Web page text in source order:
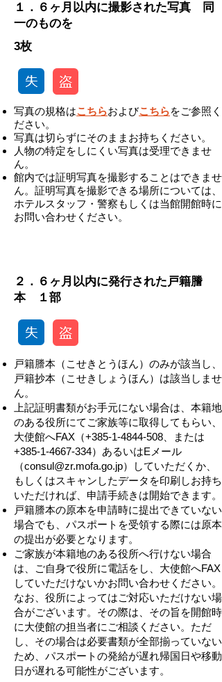
１．６ヶ月以内に撮影された写真 同
一のものを
3枚
写真の規格はこちらおよびこちらをご参照く
ださい。
写真は切らずにそのままお持ちください。
人物の特定をしにくい写真は受理できませ
ん。
館内では証明写真を撮影することはできませ
ん。証明写真を撮影できる場所については、
ホテルスタッフ・警察もしくは当館開館時に
お問い合わせください。
２．６ヶ月以内に発行された戸籍謄
本 １部
戸籍謄本（こせきとうほん）のみが該当し、
戸籍抄本（こせきしょうほん）は該当しませ
ん。
上記証明書類がお手元にない場合は、本籍地
のある役所にてご家族等に取得してもらい、
大使館へFAX（+385-1-4844-508、または
+385-1-4667-334）あるいはEメール
（consul@zr.mofa.go.jp）していただくか、
もしくはスキャンしたデータを印刷しお持ち
いただければ、申請手続きは開始できます。
戸籍謄本の原本を申請時に提出できていない
場合でも、パスポートを受領する際には原本
の提出が必要となります。
ご家族が本籍地のある役所へ行けない場合
は、ご自身で役所に電話をし、大使館へFAX
していただけないかお問い合わせください。
なお、役所によってはご対応いただけない場
合がございます。その際は、その旨を開館時
に大使館の担当者にご相談ください。ただ
し、その場合は必要書類が全部揃っていない
ため、パスポートの発給が遅れ帰国日や移動
日が遅れる可能性がございます。